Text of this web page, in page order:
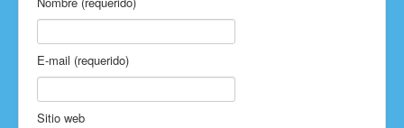
E-mail (requerido)
Sitio web